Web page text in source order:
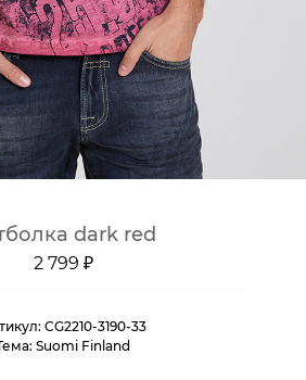
dark red
2 799 ₽
CG2210-3190-33
Suomi Finland